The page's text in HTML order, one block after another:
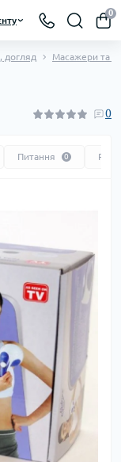
0
догляд Масажери та
0
Питання 0